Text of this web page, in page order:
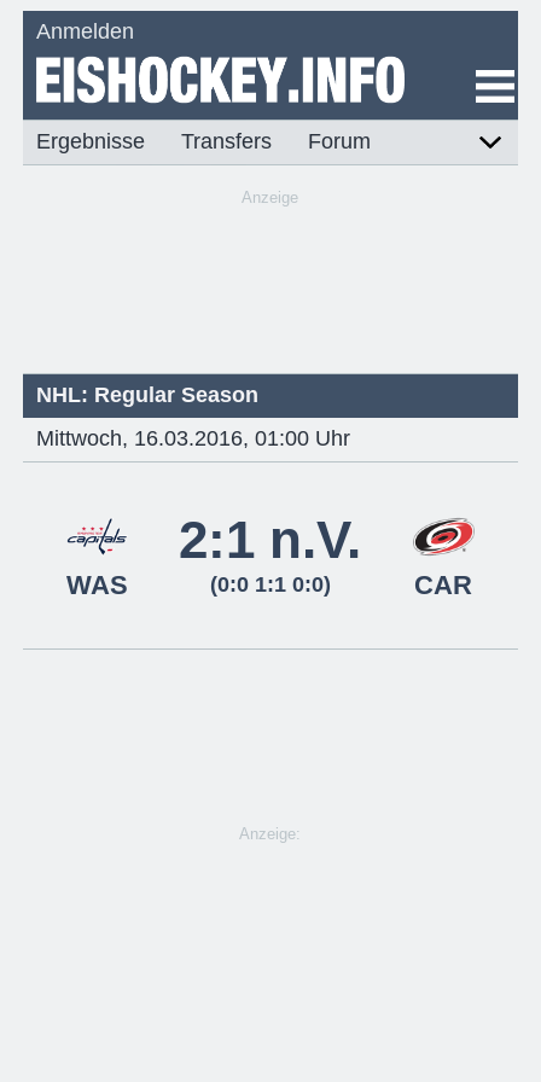
Anmelden
Ergebnisse Transfers Forum
Anzeige
NHL: Regular Season
Mittwoch, 16.03.2016, 01:00 Uhr
WAS
2:1 n.V.
(0:0 1:1 0:0) CAR
Anzeige: